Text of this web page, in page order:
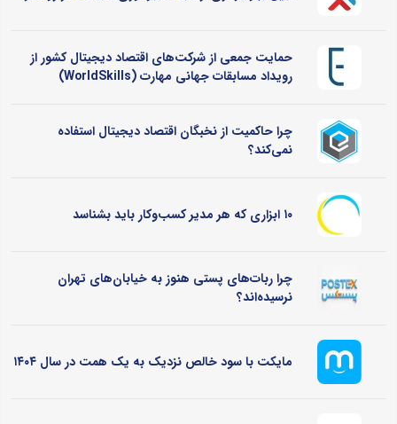
حمایت جمعی از شرکت‌های اقتصاد دیجیتال کشور از
رویداد مسابقات جهانی مهارت (WorldSkills)
چرا حاکمیت از نخبگان اقتصاد دیجیتال استفاده
نمی‌کند؟
۱۰ ابزاری که هر مدیر کسب‌وکار باید بشناسد
چرا ربات‌های پستی هنوز به خیابان‌های تهران
نرسیده‌اند؟
مایکت با سود خالص نزدیک به یک همت در سال ۱۴۰۴